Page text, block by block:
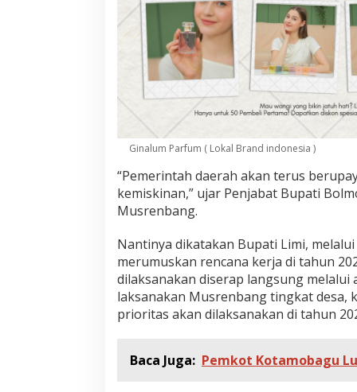
Ginalum Parfum ( Lokal Brand indonesia )
“Pemerintah daerah akan terus
kemiskinan,” ujar Penjabat Bupati
Musrenbang.
Nantinya dikatakan Bupati Limi,
merumuskan rencana kerja di tahun
dilaksanakan diserap langsung melalui
laksanakan Musrenbang tingkat desa,
prioritas akan dilaksanakan di tahun
Baca Juga: Pemkot Kotamobagu